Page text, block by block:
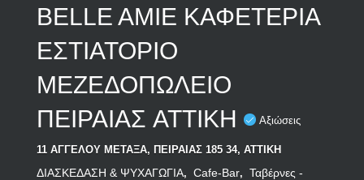
BELLE AMIE ΚΑΦΕΤΕΡΙΑ
ΕΣΤΙΑΤΟΡΙΟ
ΜΕΖΕΔΟΠΩΛΕΙΟ
ΠΕΙΡΑΙΑΣ ATTIKH
Αξιώσεις
11 ΑΓΓΕΛΟΥ ΜΕΤΑΞΑ, ΠΕΙΡΑΙΑΣ 185 34, ΑΤΤΙΚΗ
ΔΙΑΣΚΕΔΑΣΗ & ΨΥΧΑΓΩΓΙΑ, Cafe-Bar, Ταβέρνες -